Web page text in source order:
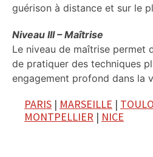
guérison à distance et sur le
Niveau III – Maîtrise
Le niveau de maîtrise permet
de pratiquer des techniques
engagement profond dans la
PARIS | MARSEILLE |
MONTPELLIER | NICE